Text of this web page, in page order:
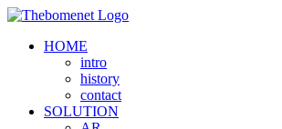
Skip
contentHOME
intro
history
contact
SOLUTION